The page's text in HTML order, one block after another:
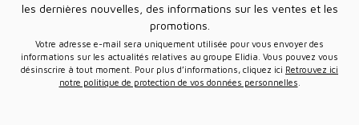
les dernières nouvelles, des informations sur les ventes et les
promotions.
Votre adresse e-mail sera uniquement utilisée pour vous envoyer des
informations sur les actualités relatives au groupe Elidia. Vous pouvez vous
désinscrire à tout moment. Pour plus d’informations, cliquez ici Retrouvez ici
notre politique de protection de vos données personnelles